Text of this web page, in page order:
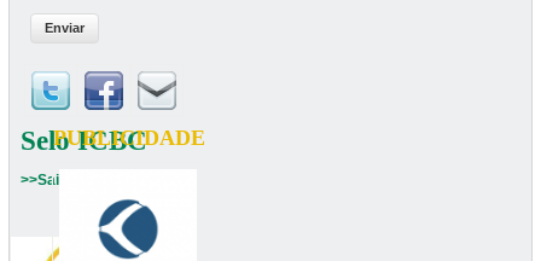
Selo ICBC
>>Saiba mais
PUBLICIDADE